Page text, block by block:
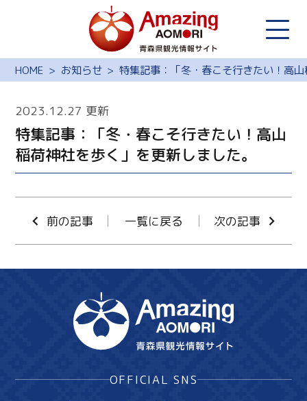
HOME お知らせ 特集記事：「冬・春こそ行きたい！高
特集記事：「冬・春こそ行きたい！高山
稲荷神社を歩く」を更新しました。
2023.12.27 更新
前の記事 一覧に戻る 次の記事
OFFICIAL SNS